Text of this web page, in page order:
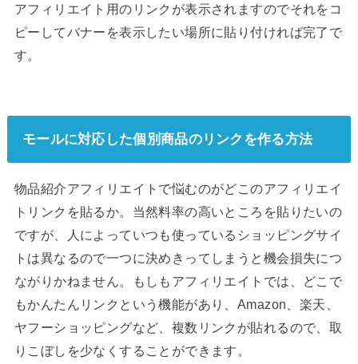
アフィリエイト用のリンクが表示されますのでそれをコ
ピーしてバナーを表示したい場所に貼り付ければ完了で
す。
モールに対応した個別商品のリンクを作る方法
物品紹介アフィリエイトで悩むのがどこのアフィリエイ
トリンクを貼るか。当然料率の高いところを貼りたいの
ですが、人によっていつも使っているショッピングサイ
トは異なるので一つに決めきってしまうと機会損失につ
ながりかねません。もしもアフィリエイトでは、どこで
もかんたんリンクという機能があり、Amazon、楽天、
ヤフーショッピングなど、複数リンクが貼れるので、取
りこぼしを少なくすることができます。